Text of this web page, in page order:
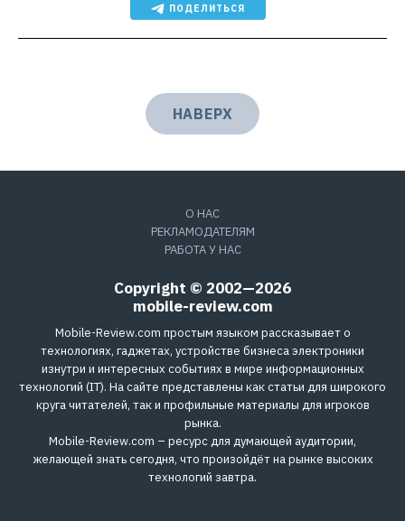
ПОДЕЛИТЬСЯ
НАВЕРХ
О НАС
РЕКЛАМОДАТЕЛЯМ
РАБОТА У НАС
Copyright © 2002—2026
mobile-review.com
Mobile-Review.com простым языком рассказывает о
технологиях, гаджетах, устройстве бизнеса электроники
изнутри и интересных событиях в мире информационных
технологий (IT). На сайте представлены как статьи для широкого
круга читателей, так и профильные материалы для игроков
рынка.
Mobile-Review.com – ресурс для думающей аудитории,
желающей знать сегодня, что произойдёт на рынке высоких
технологий завтра.